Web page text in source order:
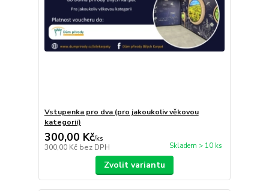
Vstupenka pro dva (pro jakoukoliv věkovou
kategorii)
300,00 Kč/ks
300,00 Kč bez DPH Skladem > 10 ks
Zvolit variantu